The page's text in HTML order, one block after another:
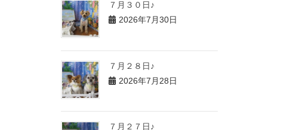
７月３０日♪
2026年7月30日
７月２８日♪
2026年7月28日
７月２７日♪